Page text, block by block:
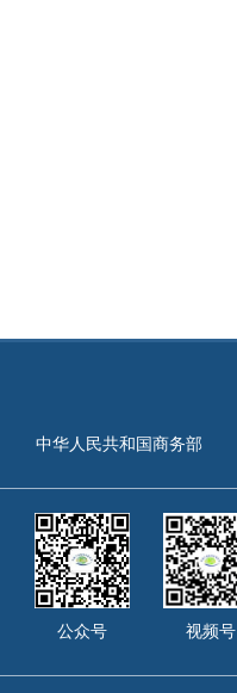
中华人民共和国商务部
公众号 视频号